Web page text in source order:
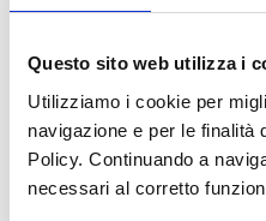
Questo sito web utilizza i
Utilizziamo i cookie per
navigazione e per le finalità
Policy. Continuando a
necessari al corretto